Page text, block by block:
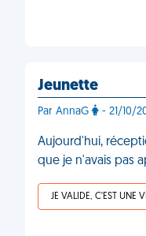
Jeunette
Par AnnaG - 21/10/
Aujourd'hui,
que je n'avais pas
JE VALIDE, C'EST UNE